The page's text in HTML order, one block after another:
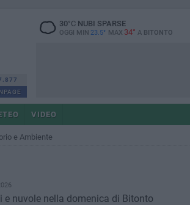
30°CNUBI SPARSE
OGGI MIN 23.5° MAX 34° A BITONTO
VIDEO
e Ambiente
e nuvole nella domenica di Bitonto